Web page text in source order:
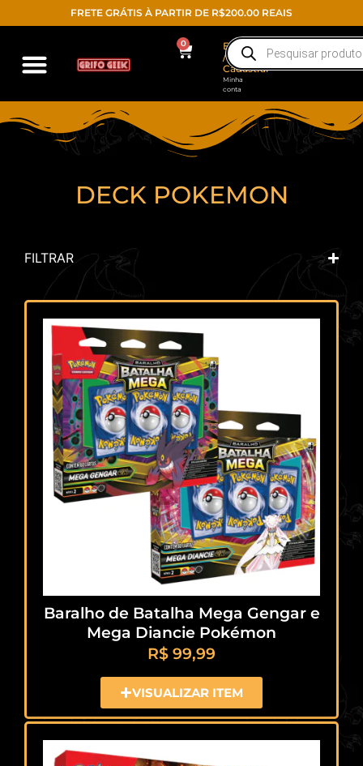
FRETE GRÁTIS À PARTIR DE R$200.00 REAIS
0
Entrar
/
Cadastrar
Minha
conta
DECK POKEMON
FILTRAR
Baralho de Batalha Mega Gengar e
Mega Diancie Pokémon
R$ 99,99
VISUALIZAR ITEM